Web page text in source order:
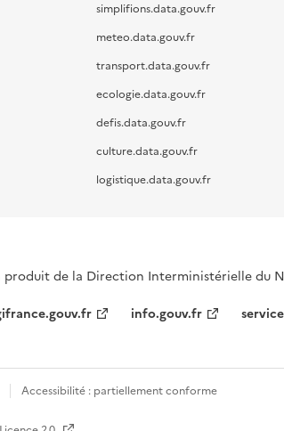
simplifions.data.gouv.fr
meteo.data.gouv.fr
transport.data.gouv.fr
ecologie.data.gouv.fr
defis.data.gouv.fr
culture.data.gouv.fr
logistique.data.gouv.fr
produit de la Direction Interministérielle du
info.gouv.fr
Accessibilité : partiellement conforme